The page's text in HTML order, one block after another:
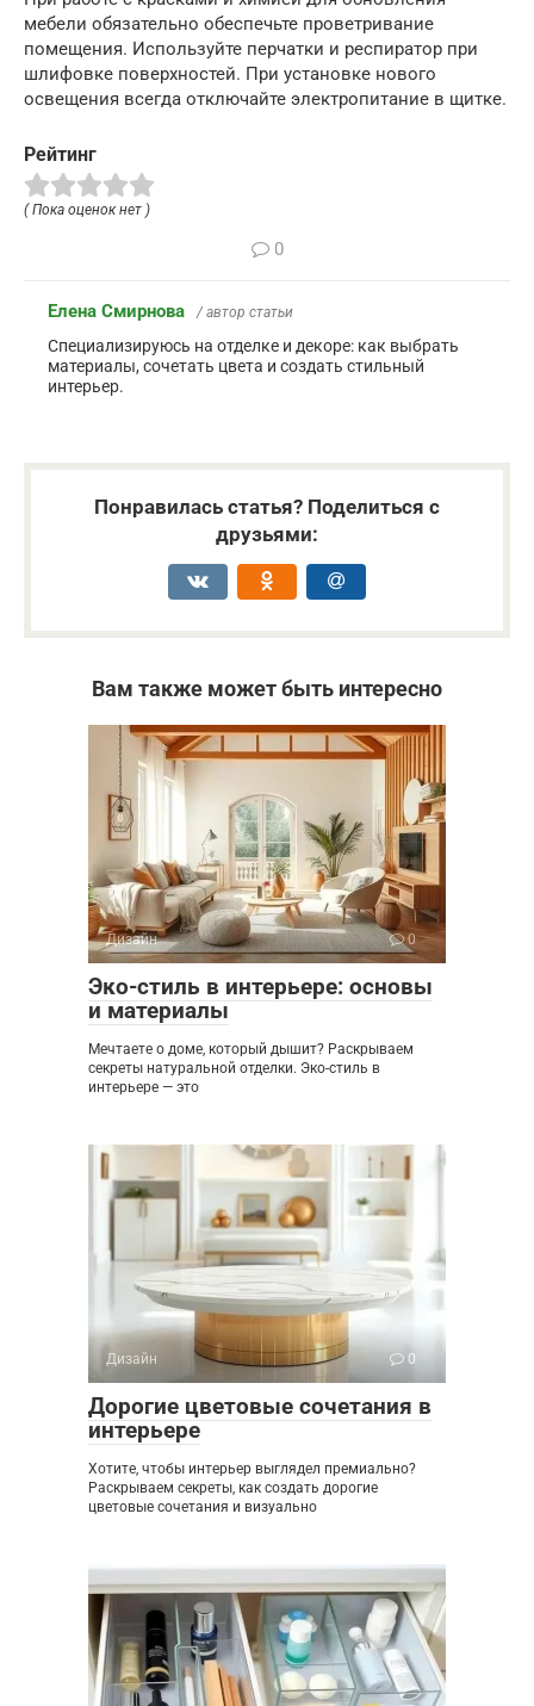
мебели обязательно обеспечьте проветривание
помещения. Используйте перчатки и респиратор при
шлифовке поверхностей. При установке нового
освещения всегда отключайте электропитание в щитке.
Рейтинг
( Пока оценок нет )
0
Елена Смирнова / автор статьи
Специализируюсь на отделке и декоре: как выбрать
материалы, сочетать цвета и создать стильный
интерьер.
Понравилась статья? Поделиться с
друзьями:
Вам также может быть интересно
Дизайн 0
Эко-стиль в интерьере: основы
и материалы
Мечтаете о доме, который дышит? Раскрываем
секреты натуральной отделки. Эко-стиль в
интерьере — это
Дизайн 0
Дорогие цветовые сочетания в
интерьере
Хотите, чтобы интерьер выглядел премиально?
Раскрываем секреты, как создать дорогие
цветовые сочетания и визуально